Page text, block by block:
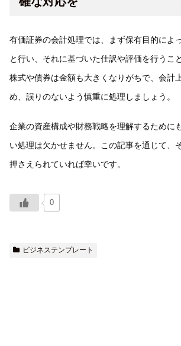
有価証券の会計処理では、まず保有目的によ
と行い、それに基づいた仕訳や評価を行うこ
株式や債券は金額も大きくなりがちで、会計
め、誤りのないよう慎重に処理しましょう。
企業の資産構成や財務戦略を理解するために
い処理は欠かせません。この記事を通じて、
押さえられていれば幸いです。
0
ビジネステンプレート